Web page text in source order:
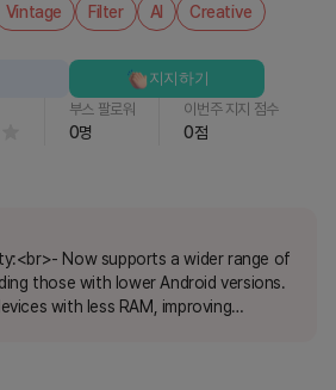
Vintage Filter AI Creative
부스 팔로워
0명
이번주 지지 점수
0점
지지하기
Now supports a wider range of
those with lower Android versions.
with less RAM, improving
overall user experience.<br><br>-